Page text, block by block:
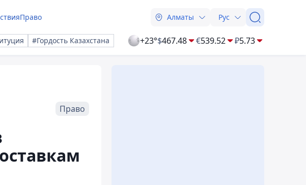
Право Алматы Рус
#Гордость Казахстана +23°$467.48 €539.52 ₽5.73
Право